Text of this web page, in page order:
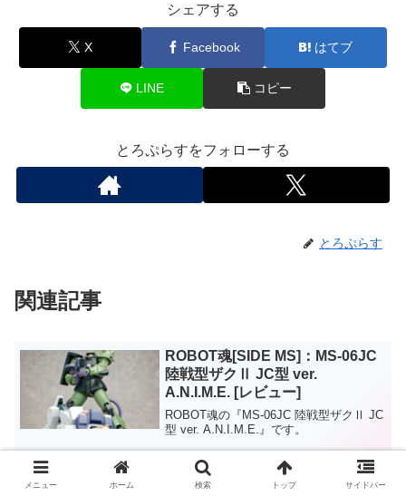
シェアする
X Facebook はてブ
LINE コピー
とろぷらすをフォローする
とろぷらす
関連記事
ROBOT魂[SIDE MS]：MS-06JC
陸戦型ザクⅡ JC型 ver.
A.N.I.M.E. [レビュー]
ROBOT魂の『MS-06JC 陸戦型ザクⅡ JC
型 ver. A.N.I.M.E.』です。
ROBOT魂[SIDE MS]： XVX-
メニュー ホーム 検索 トップ サイドバー